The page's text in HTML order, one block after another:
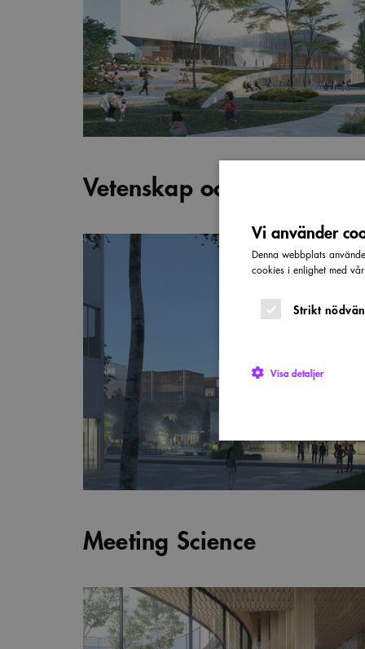
Vetenskap och natur i
Meeting Science
Vi använder
Denna webbplats
cookies i enlighet med
Strikt
Visa detaljer
Strikt nödvändiga kakor
__cf_bm